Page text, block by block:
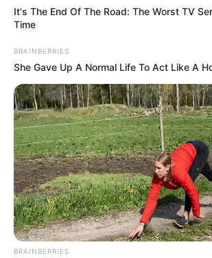
It's The End Of The Road: The Worst TV
Time
BRAINBERRIES
She Gave Up A Normal Life To Act Like A
BRAINBERRIES